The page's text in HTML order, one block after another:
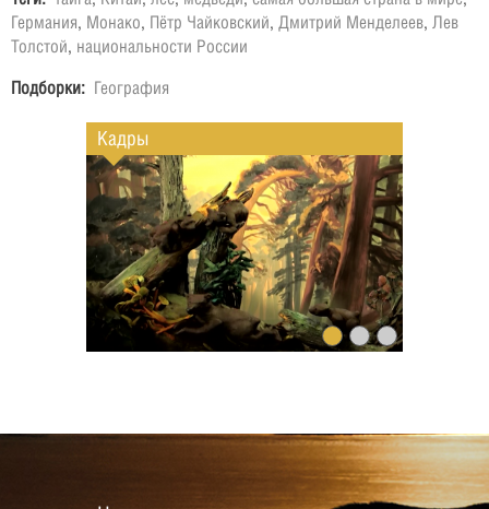
Германия, Монако, Пётр Чайковский, Дмитрий Менделеев, Лев
Толстой, национальности России
Подборки: География
Кадры